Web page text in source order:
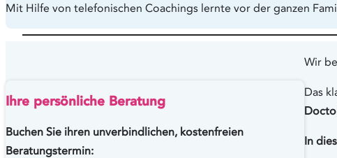
Mit Hilfe von telefonischen Coachings lernte vor der ganzen
Ihre persönliche Beratung
Buchen Sie ihren unverbindlichen, kostenfreien
Beratungstermin:
Wir
Das
In